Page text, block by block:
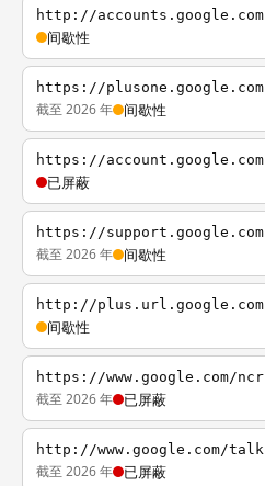
http://accounts.google.com
间歇性
https://plusone.google.com
截至 2026 年 间歇性
https://account.google.com
已屏蔽
https://support.google.com
截至 2026 年 间歇性
http://plus.url.google.com
间歇性
https://www.google.com/ncr
截至 2026 年 已屏蔽
http://www.google.com/talk
截至 2026 年 已屏蔽